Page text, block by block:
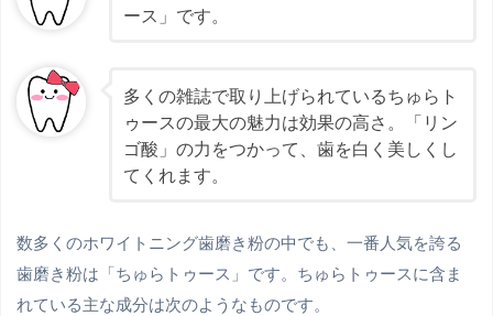
ース」です。
多くの雑誌で取り上げられているちゅらト
ゥースの最大の魅力は効果の高さ。「リン
ゴ酸」の力をつかって、歯を白く美しくし
てくれます。
数多くのホワイトニング歯磨き粉の中でも、一番人気を誇る
歯磨き粉は「ちゅらトゥース」です。ちゅらトゥースに含ま
れている主な成分は次のようなものです。